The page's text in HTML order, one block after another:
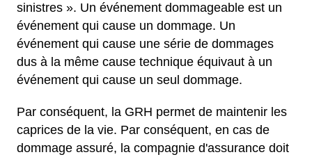
sinistres ». Un événement dommageable est un
événement qui cause un dommage. Un
événement qui cause une série de dommages
dus à la même cause technique équivaut à un
événement qui cause un seul dommage.
Par conséquent, la GRH permet de maintenir les
caprices de la vie. Par conséquent, en cas de
dommage assuré, la compagnie d'assurance doit